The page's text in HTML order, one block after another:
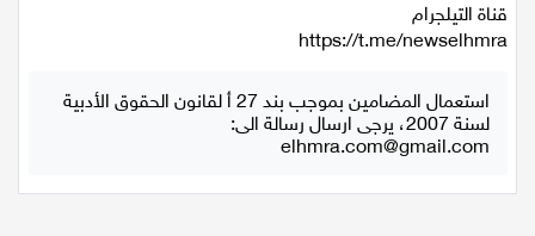
مطبخ
صحة وطب
مجلة الحمرا
قناة التيلجرام
استعمال المضامين بموجب بند 27 أ لقانون الحقوق الأدبية
لسنة 2007، يرجى ارسال رسالة الى: